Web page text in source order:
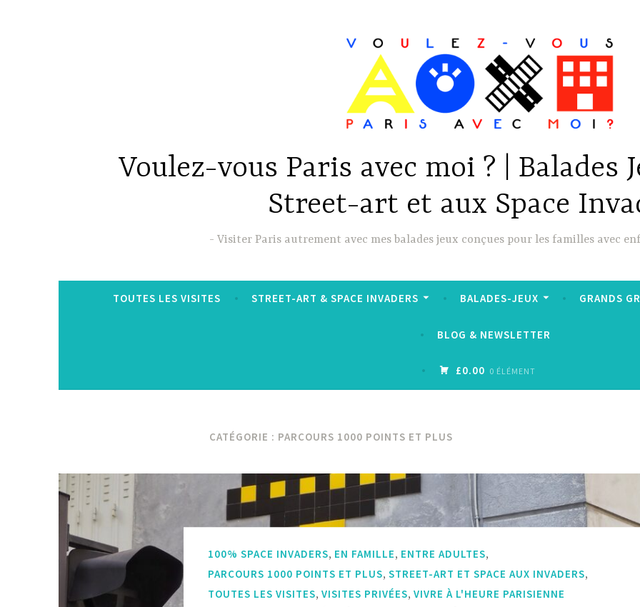
Voulez-vous Paris avec moi ? | Balades
Street-art et aux Space
Visiter Paris autrement avec mes balades jeux conçues pour les familles avec
TOUTES LES VISITES STREET-ART & SPACE INVADERS BALADES-JEUX GRANDS
BLOG & NEWSLETTER
£0.00 0 ÉLÉMENT
CATÉGORIE : PARCOURS 1000 POINTS ET PLUS
100% SPACE INVADERS, EN FAMILLE, ENTRE ADULTES,
PARCOURS 1000 POINTS ET PLUS,STREET-ART ET SPACE AUX INVADERS,
TOUTES LES VISITES,VISITES PRIVÉES,VIVRE À L'HEURE PARISIENNE